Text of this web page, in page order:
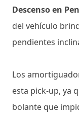
Descenso en
del vehículo
pendientes
Los
esta pick-up, ya
bolante que